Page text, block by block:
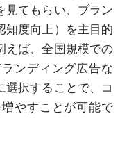
見てもらい、ブラン
知度向上）を主目的
えば、全国規模での
ンディング広告な
選択することで、コ
やすことが可能で